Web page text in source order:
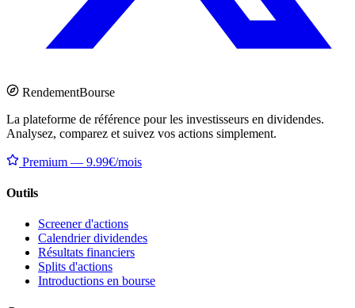
RendementBourse
La plateforme de référence pour les investisseurs en dividendes.
Analysez, comparez et suivez vos actions simplement.
Premium — 9.99€/mois
Outils
Screener d'actions
Calendrier dividendes
Résultats financiers
Splits d'actions
Introductions en bourse